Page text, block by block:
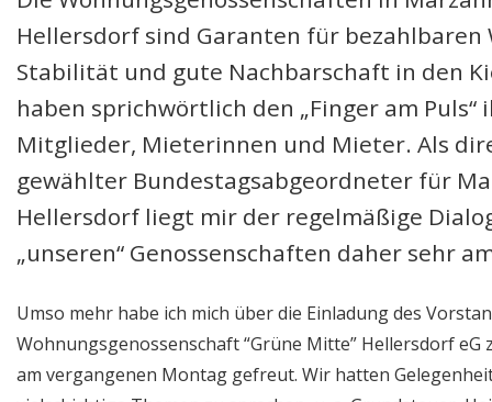
Hellersdorf sind Garanten für bezahlbaren
Stabilität und gute Nachbarschaft in den
haben sprichwörtlich den „Finger am Puls“
Mitglieder, Mieterinnen und Mieter. Als
gewählter Bundestagsabgeordneter für
Hellersdorf liegt mir der regelmäßige
„unseren“ Genossenschaften daher sehr
Umso mehr habe ich mich über die Einladung des
Wohnungsgenossenschaft “Grüne Mitte” Hellersdorf eG
am vergangenen Montag gefreut. Wir hatten